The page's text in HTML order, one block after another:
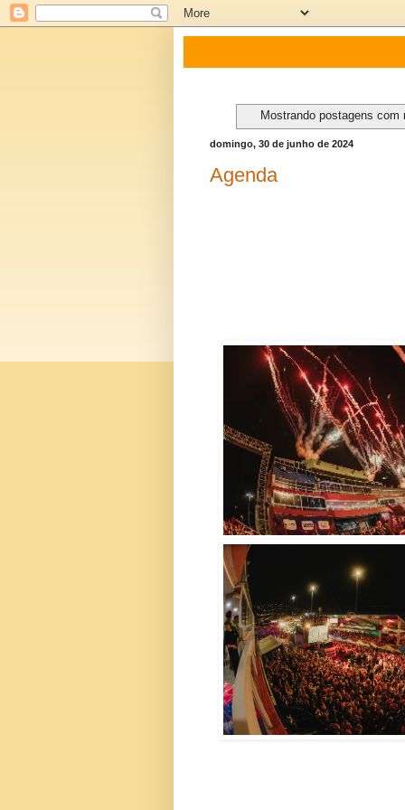
Mostrando postagens com
domingo, 30 de junho de 2024
Agenda